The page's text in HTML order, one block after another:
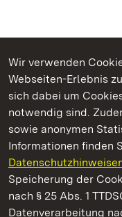
Wir verwenden
Webseiten-Erlebnis
sich dabei um
notwendig sind.
sowie anonymen
Informationen finden
Speicherung der
nach § 25 Abs. 1
Datenverarbeitung
Kommen. Staunen.
Staatliche Schlösser
Staatliche Schlösser